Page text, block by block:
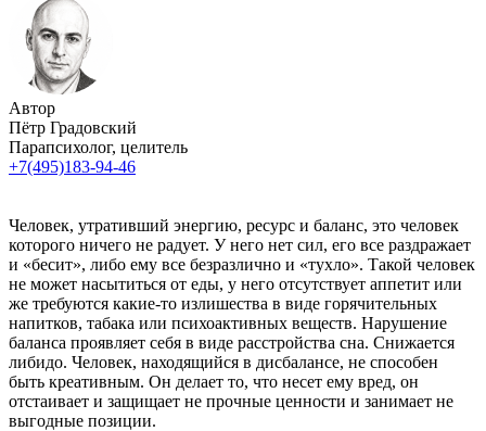
Автор
Пётр Градовский
Парапсихолог, целитель
+7(495)183-94-46
Человек, утративший энергию, ресурс и баланс, это человек
которого ничего не радует. У него нет сил, его все раздражает
и «бесит», либо ему все безразлично и «тухло». Такой человек
не может насытиться от еды, у него отсутствует аппетит или
же требуются какие-то излишества в виде горячительных
напитков, табака или психоактивных веществ. Нарушение
баланса проявляет себя в виде расстройства сна. Снижается
либидо. Человек, находящийся в дисбалансе, не способен
быть креативным. Он делает то, что несет ему вред, он
отстаивает и защищает не прочные ценности и занимает не
выгодные позиции.